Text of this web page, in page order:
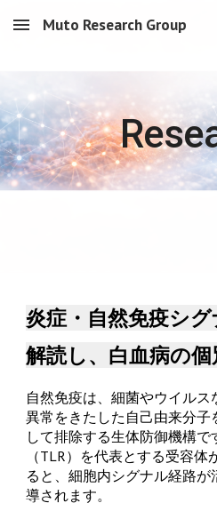
Skip to main content
Muto Research Group
炎症・自然免疫シ
解読し、白血病の
自然免疫は、細菌やウイル
異常をきたした自己由来分
して排除する生体防御機構
（TLR）を代表とする受容
ると、細胞内シグナル経路
導されます。